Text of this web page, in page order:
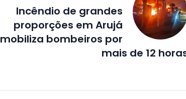
Incêndio de grandes
proporções em Arujá
mobiliza bombeiros por
mais de 12